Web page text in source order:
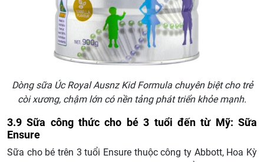
Dòng sữa Úc Royal Ausnz Kid Formula chuyên biệt cho trẻ
còi xương, chậm lớn có nền tảng phát triển khỏe mạnh.
3.9 Sữa công thức cho bé 3 tuổi đến từ Mỹ: Sữa
Ensure
Sữa cho bé trên 3 tuổi Ensure thuộc công ty Abbott, Hoa Kỳ